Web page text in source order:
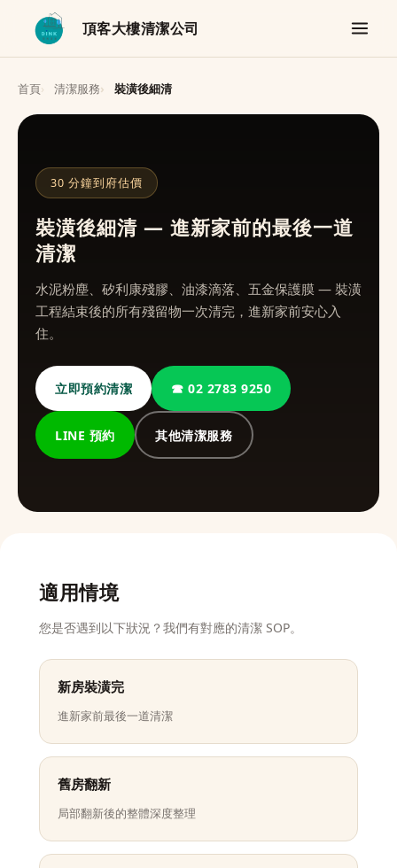
頂客大樓清潔公司
首頁 清潔服務 裝潢後細清
30 分鐘到府估價
裝潢後細清 — 進新家前的最後一道
清潔
水泥粉塵、矽利康殘膠、油漆滴落、五金保護膜 — 裝潢
工程結束後的所有殘留物一次清完，進新家前安心入
住。
立即預約清潔 ☎ 02 2783 9250
LINE 預約 其他清潔服務
適用情境
您是否遇到以下狀況？我們有對應的清潔 SOP。
新房裝潢完
進新家前最後一道清潔
舊房翻新
局部翻新後的整體深度整理